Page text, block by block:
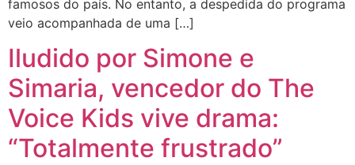
famosos do país. No entanto, a despedida do programa
veio acompanhada de uma […]
Iludido por Simone e
Simaria, vencedor do The
Voice Kids vive drama:
“Totalmente frustrado”